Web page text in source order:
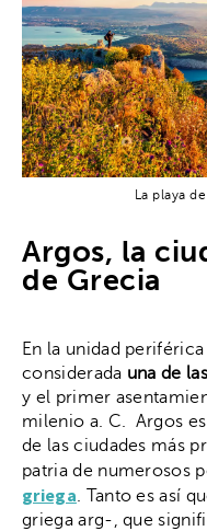
La playa
Argos, la
de Grecia
En la unidad
considerada una de
y el primer
milenio a. C. Argos
de las ciudades más
patria de numerosos
griega. Tanto es así
griega arg-, que